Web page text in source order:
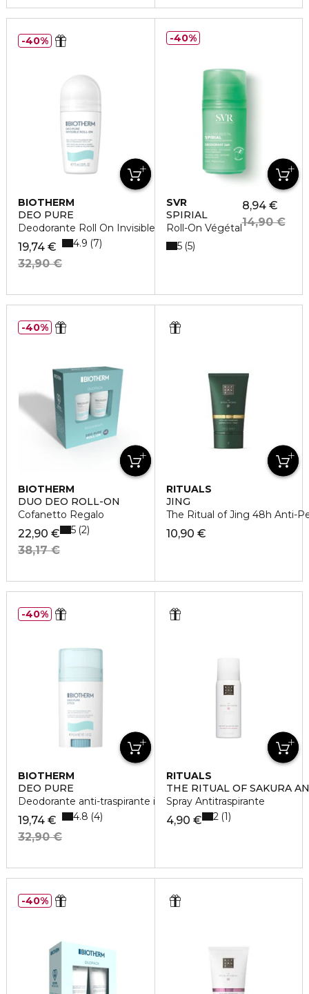
BIOTHERM
DEO PURE
Deodorante Roll On Invisible 48 ore
19,74 €
32,90 €
4.9 7
40%
SVR
SPIRIAL
Roll-On Végétal
8,94 €
14,90 €
5 5
40%
BIOTHERM
DUO DEO ROLL-ON
Cofanetto Regalo
22,90 €
38,17 €
5 2
40%
RITUALS
JING
The Ritual of Jing 48h Anti-
10,90 €
BIOTHERM
DEO PURE
Deodorante anti-traspirante in stick
19,74 €
32,90 €
4.8 4
40%
RITUALS
THE RITUAL OF SAKURA
Spray Antitraspirante
4,90 € 2 1
40%